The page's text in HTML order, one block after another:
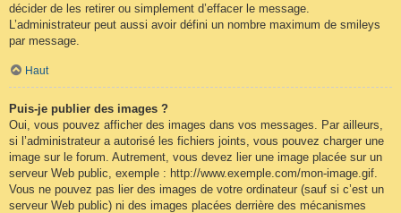
décider de les retirer ou simplement d’effacer le message.
L’administrateur peut aussi avoir défini un nombre maximum de smileys
par message.
Haut
Puis-je publier des images ?
Oui, vous pouvez afficher des images dans vos messages. Par ailleurs,
si l’administrateur a autorisé les fichiers joints, vous pouvez charger une
image sur le forum. Autrement, vous devez lier une image placée sur un
serveur Web public, exemple : http://www.exemple.com/mon-image.gif.
Vous ne pouvez pas lier des images de votre ordinateur (sauf si c’est un
serveur Web public) ni des images placées derrière des mécanismes